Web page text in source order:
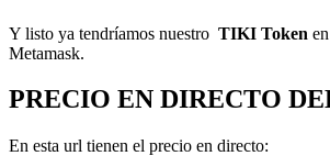
Y listo ya tendríamos nuestro TIKI Token
Metamask.
PRECIO EN DIRECTO
En esta url tienen el precio en directo: